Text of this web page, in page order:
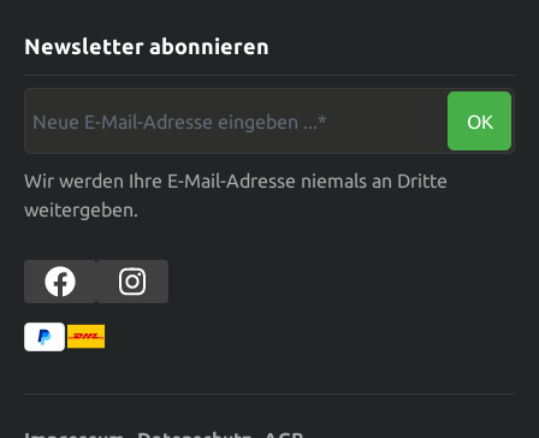
Newsletter abonnieren
OK
Wir werden Ihre E-Mail-Adresse niemals an Dritte
weitergeben.